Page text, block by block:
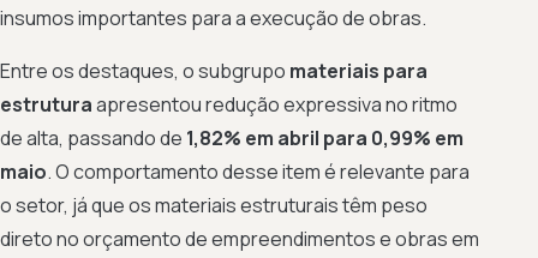
insumos importantes para a execução de obras.
Entre os destaques, o subgrupo materiais para
estruturaapresentou redução expressiva no ritmo
de alta, passando de 1,82% em abril para 0,99% em
maio. O comportamento desse item é relevante para
o setor, já que os materiais estruturais têm peso
direto no orçamento de empreendimentos e obras em